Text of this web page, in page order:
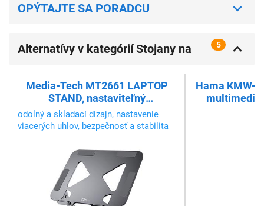
OPÝTAJTE SA PORADCU
Alternatívy v kategórií Stojany na
5
Media-Tech MT2661 LAPTOP
STAND, nastaviteľný
ergonomický stojan pre 10-17
palcové notebooky a tablety
odolný a skladací dizajn, nastavenie
viacerých uhlov, bezpečnosť a stabilita
Hama KMW-